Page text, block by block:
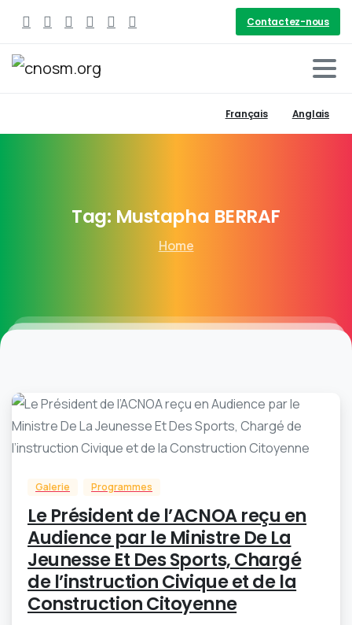
Contactez-nous
Français Anglais
Tag: Mustapha BERRAF
Home
0
Galerie Programmes
Le Président de l’ACNOA reçu en
Audience par le Ministre De La
Jeunesse Et Des Sports, Chargé
de l’instruction Civique et de la
Construction Citoyenne